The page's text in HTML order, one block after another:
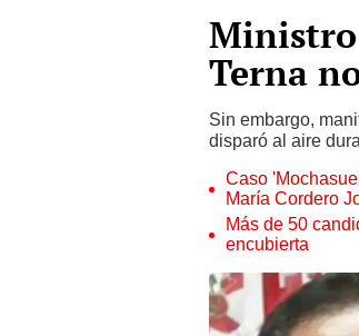
Ministro
Terna
Sin embargo,
disparó al aire
Caso
María Cordero
Más de 50
encubierta